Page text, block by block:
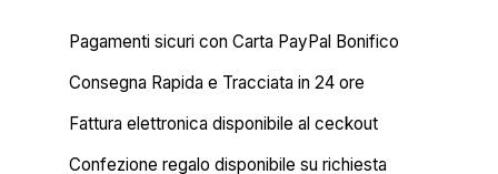
Pagamenti sicuri con Carta PayPal Bonifico
Consegna Rapida e Tracciata in 24 ore
Fattura elettronica disponibile al ceckout
Confezione regalo disponibile su richiesta